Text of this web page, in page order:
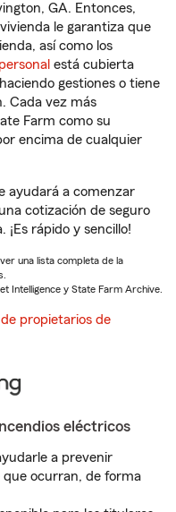
GA. Entonces,
le garantiza que
así como los
está cubierta
gestiones o tiene
Cada vez más
Farm como su
encima de cualquier
ayudará a comenzar
cotización de seguro
¡Es rápido y sencillo!
una lista completa de la
Intelligence y State Farm Archive.
propietarios de
eléctricos
a prevenir
que ocurran, de forma